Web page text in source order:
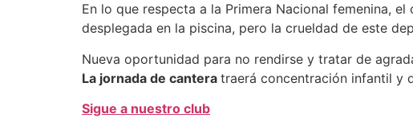
En lo que respecta a la Primera Nacional femenina,
desplegada en la piscina, pero la crueldad de este
Nueva oportunidad para no rendirse y tratar de
La jornada de cantera traerá concentración infantil y
Sigue a nuestro club